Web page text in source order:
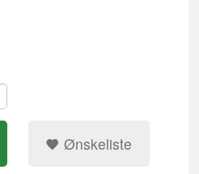
Ønskeliste